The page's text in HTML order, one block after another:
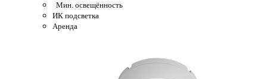
Мин. освещённость
ИК подсветка
Аренда